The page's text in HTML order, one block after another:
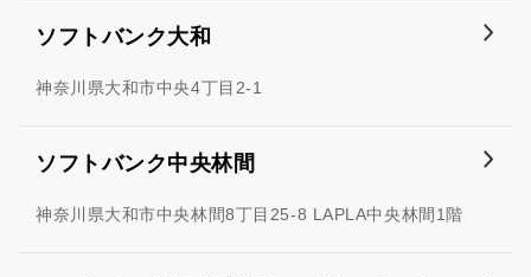
ソフトバンク大和
神奈川県大和市中央4丁目2-1
ソフトバンク中央林間
神奈川県大和市中央林間8丁目25-8 LAPLA中央林間1階